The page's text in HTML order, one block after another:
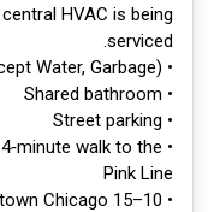
HVAC is being
serviced.
• Utilities included (Except Water, Garbage)
• Shared bathroom
• Street parking
4‑minute walk to the
Pink Line
• 10–15 minutes to Downtown Chicago